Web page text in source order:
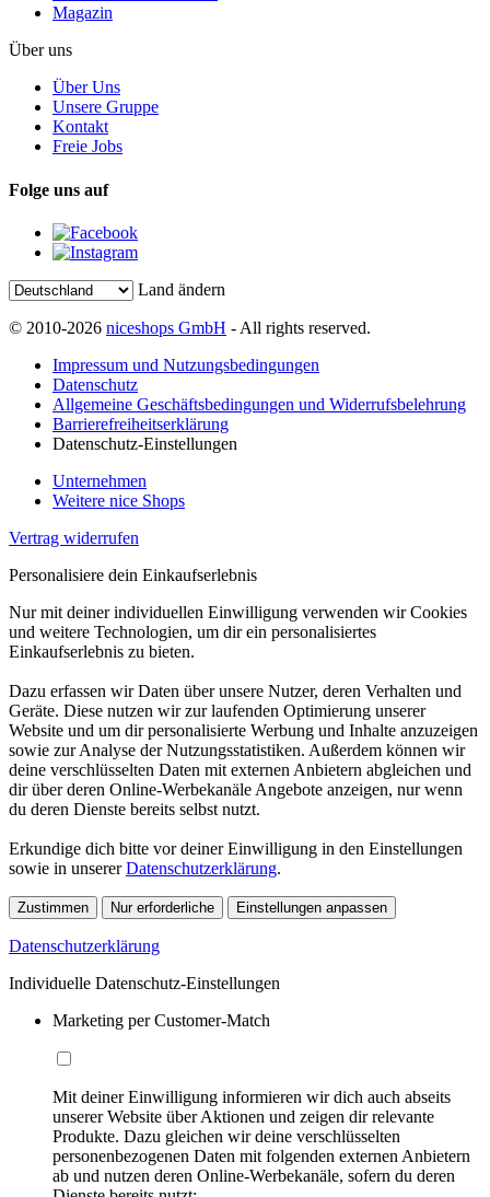
Magazin
Über uns
Über Uns
Unsere Gruppe
Kontakt
Freie Jobs
Folge uns auf
Land ändern
© 2010-2026 niceshops GmbH - All rights reserved.
Impressum und Nutzungsbedingungen
Datenschutz
Allgemeine Geschäftsbedingungen und Widerrufsbelehrung
Barrierefreiheitserklärung
Datenschutz-Einstellungen
Unternehmen
Weitere nice Shops
Vertrag widerrufen
Personalisiere dein Einkaufserlebnis
Nur mit deiner individuellen Einwilligung verwenden wir Cookies
und weitere Technologien, um dir ein personalisiertes
Einkaufserlebnis zu bieten.
Dazu erfassen wir Daten über unsere Nutzer, deren Verhalten und
Geräte. Diese nutzen wir zur laufenden Optimierung unserer
Website und um dir personalisierte Werbung und Inhalte anzuzeigen
sowie zur Analyse der Nutzungsstatistiken. Außerdem können wir
deine verschlüsselten Daten mit externen Anbietern abgleichen und
dir über deren Online-Werbekanäle Angebote anzeigen, nur wenn
du deren Dienste bereits selbst nutzt.
Erkundige dich bitte vor deiner Einwilligung in den Einstellungen
sowie in unsererDatenschutzerklärung.
Zustimmen Nur erforderliche Einstellungen anpassen
Datenschutzerklärung
Individuelle Datenschutz-Einstellungen
Marketing per Customer-Match
Mit deiner Einwilligung informieren wir dich auch abseits
unserer Website über Aktionen und zeigen dir relevante
Produkte. Dazu gleichen wir deine verschlüsselten
personenbezogenen Daten mit folgenden externen Anbietern
ab und nutzen deren Online-Werbekanäle, sofern du deren